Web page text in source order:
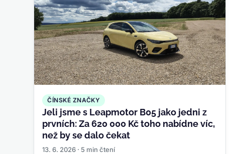
ČÍNSKÉ ZNAČKY
Jeli jsme s Leapmotor B05 jako jedni z
prvních: Za 620 000 Kč toho nabídne víc,
než by se dalo čekat
13. 6. 2026 · 5 min čtení